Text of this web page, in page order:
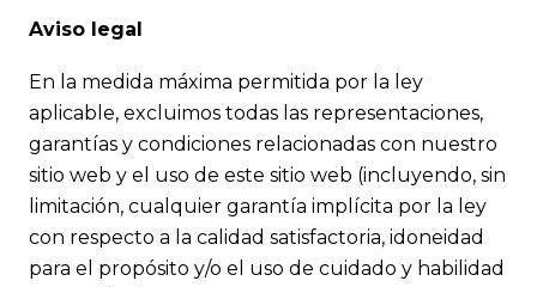
Aviso legal
En la medida máxima permitida por la ley
aplicable, excluimos todas las representaciones,
garantías y condiciones relacionadas con nuestro
sitio web y el uso de este sitio web (incluyendo, sin
limitación, cualquier garantía implícita por la ley
con respecto a la calidad satisfactoria, idoneidad
para el propósito y/o el uso de cuidado y habilidad